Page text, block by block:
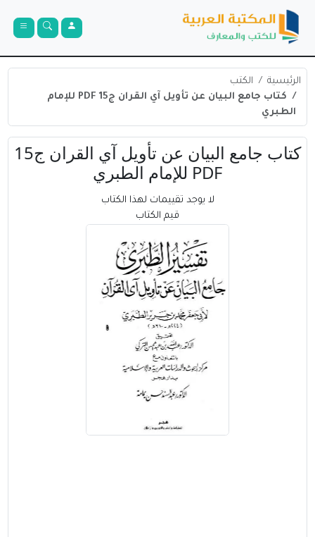
الرئيسية
الكتب
كتاب جامع البيان عن تأويل آي القران ج15 PDF للإمام
الطبري
كتاب جامع البيان عن تأويل آي القران ج15
PDF للإمام الطبري
لا يوجد تقييمات لهذا الكتاب
قيم الكتاب